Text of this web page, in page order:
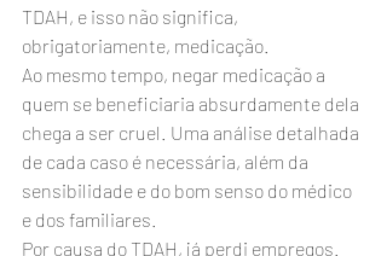
TDAH, e isso não significa,
obrigatoriamente, medicação.
Ao mesmo tempo, negar medicação a
quem se beneficiaria absurdamente dela
chega a ser cruel. Uma análise detalhada
de cada caso é necessária, além da
sensibilidade e do bom senso do médico
e dos familiares.
Por causa do TDAH, já perdi empregos.